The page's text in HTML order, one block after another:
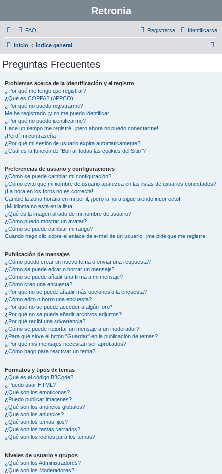
Retronia
FAQ Identificarse
Registrarse
Inicio Índice general
Preguntas Frecuentes
Problemas acerca de la identificación y el registro
¿Por qué me tengo que registrar?
¿Qué es COPPA? (APPCO)
¿Por qué no puedo registrarme?
Me he registrado ¡y no me puedo identificar!
¿Por qué no puedo identificarme?
Hace un tiempo me registré, ¡pero ahora no puedo conectarme!
¡Perdí mi contraseña!
¿Por qué mi sesión de usuario expira automáticamente?
¿Cuál es la función de "Borrar todas las cookies del Sitio"?
Preferencias de usuario y configuraciones
¿Cómo se puede cambiar mi configuración?
¿Cómo evito que mi nombre de usuario aparezca en las listas de usuarios conectados?
¡La hora en los foros no es correcta!
Cambié la zona horaria en mi perfil, ¡pero la hora sigue siendo incorrecto!
¡Mi idioma no está en la lista!
¿Qué es la imagen al lado de mi nombre de usuario?
¿Cómo puedo mostrar un avatar?
¿Cómo se puede cambiar mi rango?
Cuando hago clic sobre el enlace de e-mail de un usuario, ¡me pide que me registre!
Publicación de mensajes
¿Cómo puedo crear un nuevo tema o enviar una respuesta?
¿Cómo se puede editar o borrar un mensaje?
¿Cómo se puede añadir una firma a mi mensaje?
¿Cómo creo una encuesta?
¿Por qué no se puede añadir más opciones a la encuesta?
¿Cómo edito o borro una encuesta?
¿Por qué no se puede acceder a algún foro?
¿Por qué no se puede añadir archivos adjuntos?
¿Por qué recibí una advertencia?
¿Cómo se puede reportar un mensaje a un moderador?
¿Para qué sirve el botón "Guardar" en la publicación de temas?
¿Por qué mis mensajes necesitan ser aprobados?
¿Cómo hago para reactivar un tema?
Formatos y tipos de temas
¿Qué es el código BBCode?
¿Puedo usar HTML?
¿Qué son los emoticonos?
¿Puedo publicar imagenes?
¿Qué son los anuncios globales?
¿Qué son los anuncios?
¿Qué son los temas fijos?
¿Qué son los temas cerrados?
¿Qué son los iconos para los temas?
Niveles de usuario y grupos
¿Qué son los Administradores?
¿Qué son los Moderadores?